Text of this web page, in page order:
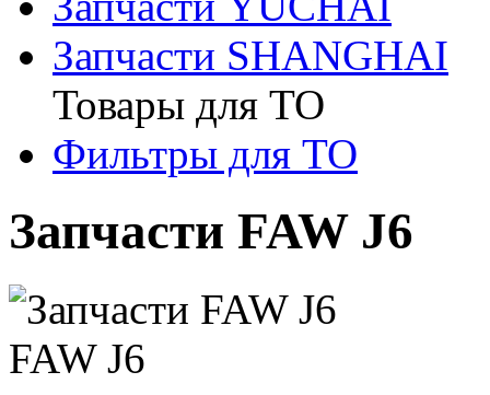
Запчасти SHANGHAI
Товары для ТО
Фильтры для ТО
Запчасти FAW J6
FAW J6